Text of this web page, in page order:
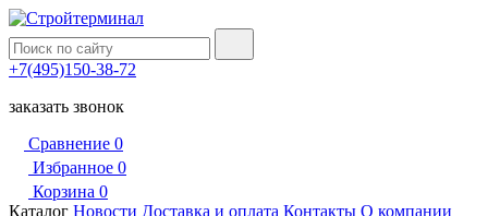
+7(495)150-38-72
заказать звонок
Сравнение 0
Избранное 0
Корзина 0
Каталог Новости Доставка и оплата Контакты О компании